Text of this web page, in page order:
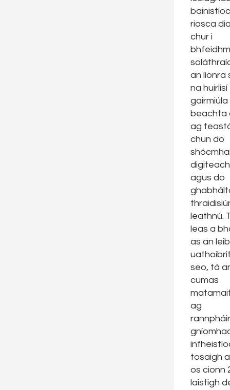
riosca
chur i
an líonra
na huirlisí
gairmiúla
beachta
ag
chun do
agus do
leathnú.
leas a
as an
seo, tá
cumas
ag
tosaigh
os cionn
laistigh